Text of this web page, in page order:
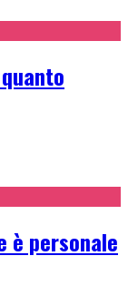
è personale